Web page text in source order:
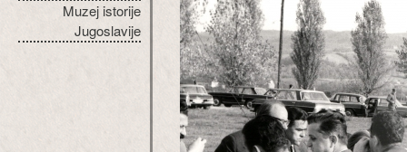
Muzej istorije
Jugoslavije